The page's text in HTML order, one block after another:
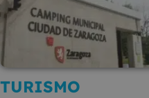
TURISMO